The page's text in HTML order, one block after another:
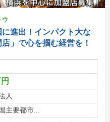
ウ
進出！インパクト大な
店」で心を掴む経営を！
人
主要都市...